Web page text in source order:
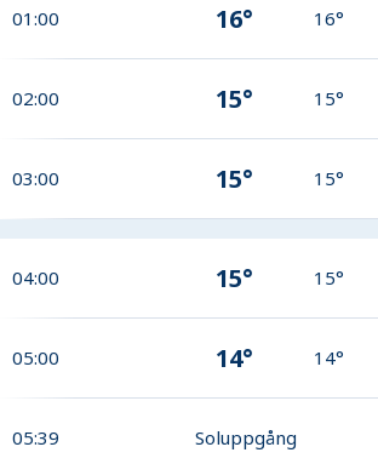
01:00 16° 16°
02:00 15° 15°
03:00 15° 15°
04:00 15° 15°
05:00 14° 14°
05:39 Soluppgång